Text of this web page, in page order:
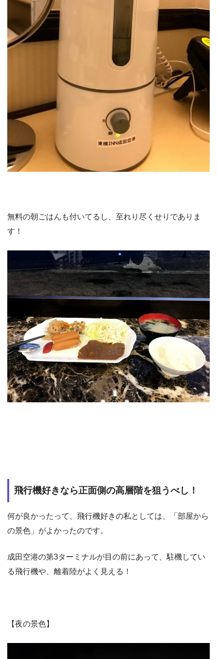
無料の朝ごはんも付いてるし、至れり尽くせりでありま
す！
飛行機好きなら正面側の高層階を狙うべし！
何が良かったって、飛行機好きの私としては、「部屋から
の景色」がよかったのです。
成田空港の第3ターミナルが目の前にあって、駐機してい
る飛行機や、離着陸がよく見える！
【夜の景色】